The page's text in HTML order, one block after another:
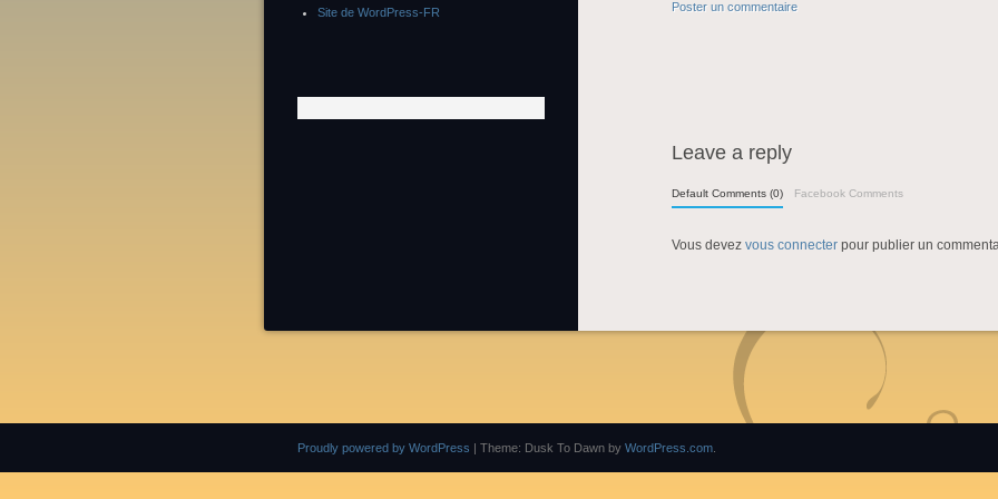
Poster un commentaire
Leave a reply
Default Comments (0) Facebook Comments
Vous devez vous connecter pour publier un
Site de WordPress-FR
Proudly powered by WordPress | Theme: Dusk To Dawn by WordPress.com